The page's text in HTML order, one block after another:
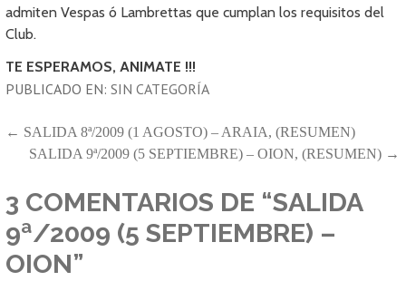
admiten Vespas ó Lambrettas que cumplan los requisitos del
Club.
TE ESPERAMOS, ANIMATE !!!
PUBLICADO EN:SIN CATEGORÍA
NAVEGACIÓN
DE
ENTRADAS
← SALIDA 8ª/2009 (1 AGOSTO) – ARAIA, (RESUMEN)
SALIDA 9ª/2009 (5 SEPTIEMBRE) – OION, (RESUMEN) →
3 COMENTARIOS DE “SALIDA
9ª/2009 (5 SEPTIEMBRE) –
OION”